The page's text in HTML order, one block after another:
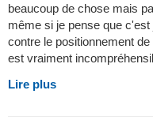
beaucoup de chose mais
même si je pense que
contre le positionnement
est vraiment
Lire plus